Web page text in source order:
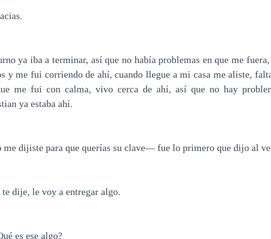
ya iba a terminar, así que no había problemas en que me
y me fui corriendo de ahí, cuando llegue a mi casa me aliste,
me fui con calma, vivo cerca de ahí, así que no hay
ya estaba ahí.
dijiste para que querías su clave— fue lo primero que dijo al
dije, le voy a entregar algo.
es ese algo?